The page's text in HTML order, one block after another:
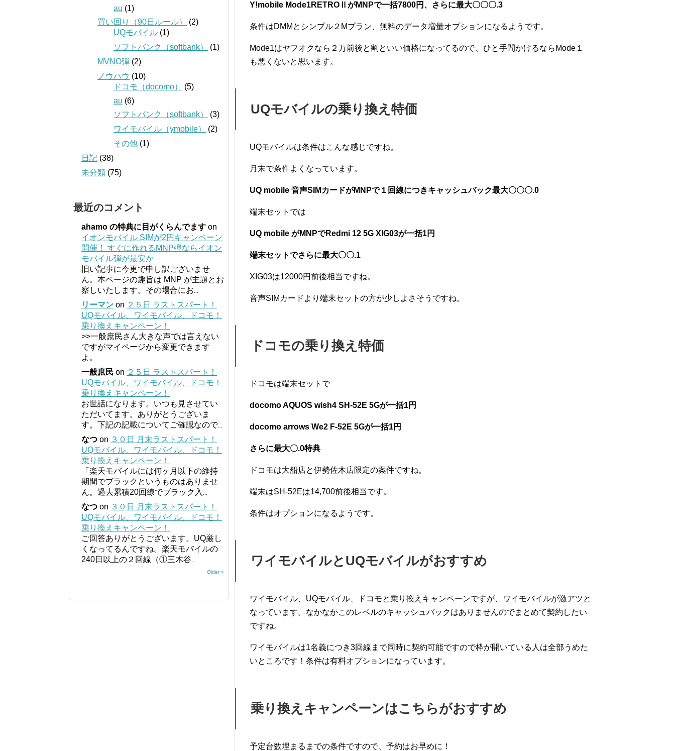
Y!mobile Mode1RETROⅡがMNPで一括7800円、さらに最大〇〇〇.3
条件はDMMとシンプル２Mプラン、無料のデータ増量オプションになるようです。
Mode1はヤフオクなら２万前後と割といい価格になってるので、ひと手間かけるならMode１
も悪くないと思います。
UQモバイルの乗り換え特価
UQモバイルは条件はこんな感じですね。
月末で条件よくなっています。
UQ mobile 音声SIMカードがMNPで１回線につきキャッシュバック最大〇〇〇.0
端末セットでは
UQ mobile がMNPでRedmi 12 5G XIG03が一括1円
端末セットでさらに最大〇〇.1
XIG03は12000円前後相当ですね。
音声SIMカードより端末セットの方が少しよさそうですね。
ドコモの乗り換え特価
ドコモは端末セットで
docomo AQUOS wish4 SH-52E 5Gが一括1円
docomo arrows We2 F-52E 5Gが一括1円
さらに最大〇.0特典
ドコモは大船店と伊勢佐木店限定の案件ですね。
端末はSH-52Eは14,700前後相当です。
条件はオプションになるようです。
ワイモバイルとUQモバイルがおすすめ
ワイモバイル、UQモバイル、ドコモと乗り換えキャンペーンですが、ワイモバイルが激アツと
なっています。なかなかこのレベルのキャッシュバックはありませんのでまとめて契約したい
ですね。
ワイモバイルは1名義につき3回線まで同時に契約可能ですので枠が開いている人は全部うめた
いところです！条件は有料オプションになっています。
乗り換えキャンペーンはこちらがおすすめ
予定台数埋まるまでの条件ですので、予約はお早めに！
au (1)
買い回り（90日ルール）
(2)
UQモバイル (1)
ソフトバンク（softbank）
(1)
MVNO弾 (2)
ノウハウ (10)
ドコモ（docomo）
(5)
au (6)
ソフトバンク（softbank）
(3)
ワイモバイル（ymobile）
(2)
その他 (1)
日記 (38)
未分類 (75)
最近のコメント
ahamo の特典に目がくらんでます on
イオンモバイル SIMが2円キャンペーン
開催！ すぐに作れるMNP弾ならイオン
モバイル弾が最安か
旧い記事に今更で申し訳ございませ
ん。本ページの趣旨は MNP が主題とお
察しいたします。その場合にお
リーマン on ２５日 ラストスパート！
UQモバイル、ワイモバイル、ドコモ！
乗り換えキャンペーン！
>>一般庶民さん大きな声では言えない
ですがマイページから変更できます
よ。
一般庶民 on ２５日 ラストスパート！
UQモバイル、ワイモバイル、ドコモ！
乗り換えキャンペーン！
お世話になります。いつも見させてい
ただいてます。ありがとうございま
す。下記の記載についてご確認なので...
なつ on ３０日 月末ラストスパート！
UQモバイル、ワイモバイル、ドコモ！
乗り換えキャンペーン！
「楽天モバイルには何ヶ月以下の維持
期間でブラックというものはありませ
ん。過去累積20回線でブラック入
なつ on ３０日 月末ラストスパート！
UQモバイル、ワイモバイル、ドコモ！
乗り換えキャンペーン！
ご回答ありがとうございます。UQ厳し
くなってるんですね。楽天モバイルの
240日以上の２回線（①三木谷
Older »